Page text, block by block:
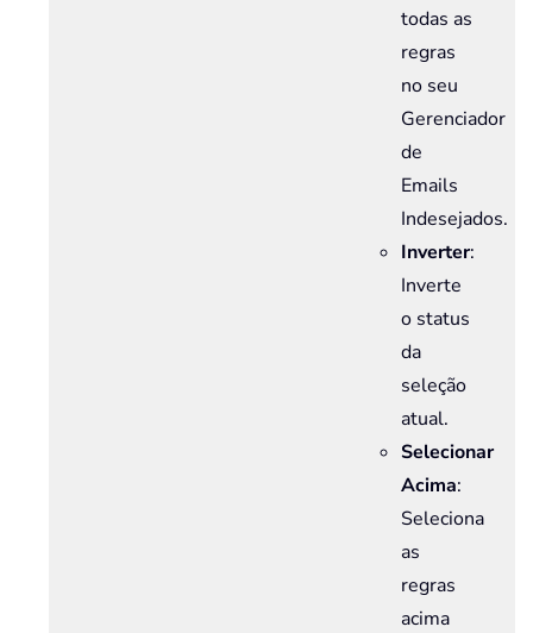
todas as
regras
no seu
Gerenciador
de
Emails
Indesejados.
Inverter:
Inverte
o status
da
seleção
atual.
Selecionar
Acima:
Seleciona
as
regras
acima